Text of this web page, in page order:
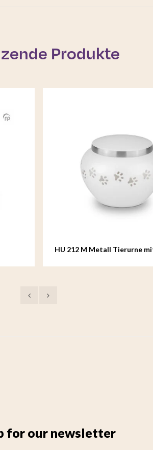
Produkte
HU 212 M Metall Tierurne
for our newsletter